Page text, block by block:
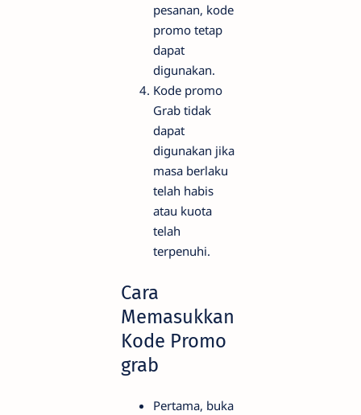
pesanan, kode
promo tetap
dapat
digunakan.
Kode promo
Grab tidak
dapat
digunakan jika
masa berlaku
telah habis
atau kuota
telah
terpenuhi.
Cara
Memasukkan
Kode Promo
grab
Pertama, buka